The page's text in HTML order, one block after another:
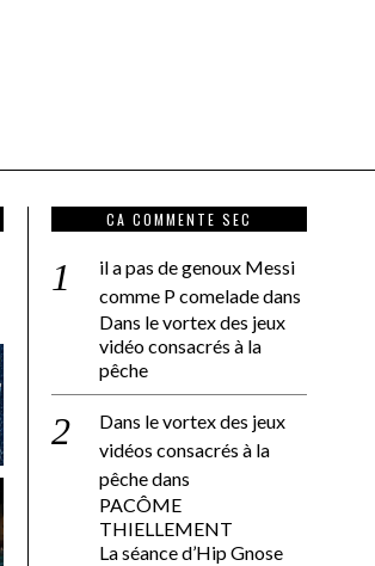
CA COMMENTE SEC
il a pas de genoux Messi
comme P comeladedans
Dans le vortex des jeux
vidéo consacrés à la
pêche
Dans le vortex des jeux
vidéos consacrés à la
pêchedans
PACÔME
THIELLEMENT
La séance d’Hip Gnose